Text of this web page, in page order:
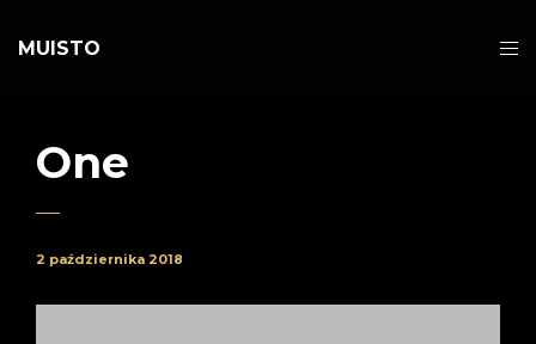
MUISTO
One
2 października 2018